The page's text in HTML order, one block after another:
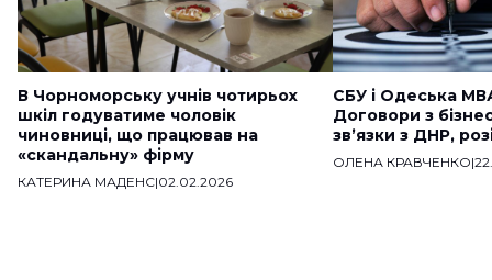
В Чорноморську учнів чотирьох
шкіл годуватиме чоловік
чиновниці, що працював на
«скандальну» фірму
КАТЕРИНА МАДЕНС|02.02.2026
СБУ і Одеська
Договори з
звʼязки з ДНР,
ОЛЕНА КРАВЧЕНКО|